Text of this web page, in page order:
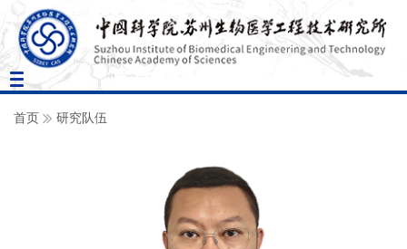
Toggle
navigation
首页 研究队伍